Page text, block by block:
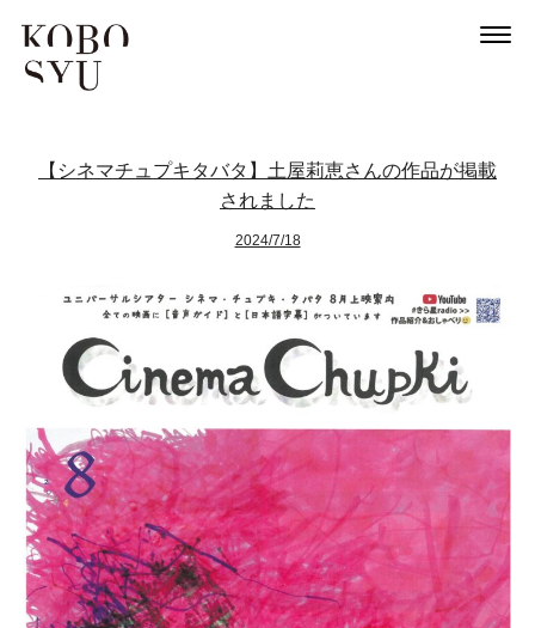
【シネマチュプキタバタ】土屋莉恵さんの作品が掲載
されました
2024/7/18